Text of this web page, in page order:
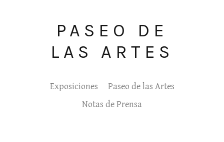
PASEO DE
LAS ARTES
Exposiciones
Paseo de las Artes
Notas de Prensa